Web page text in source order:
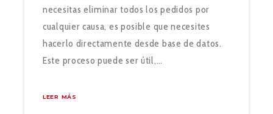
necesitas eliminar todos los pedidos por
cualquier causa, es posible que necesites
hacerlo directamente desde base de datos.
Este proceso puede ser útil,…
LEER MÁS